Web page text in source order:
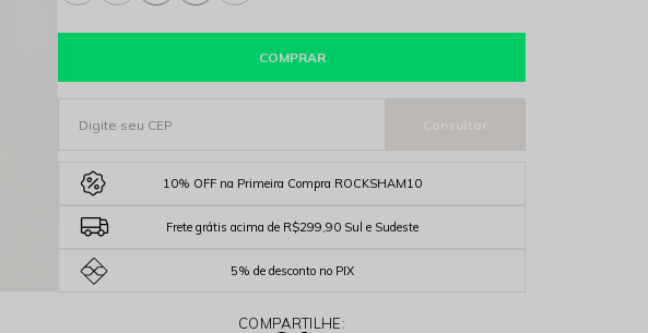
COMPRAR
10% OFF na Primeira Compra ROCKSHAM10
Frete grátis acima de R$299,90 Sul e Sudeste
5% de desconto no PIX
COMPARTILHE: